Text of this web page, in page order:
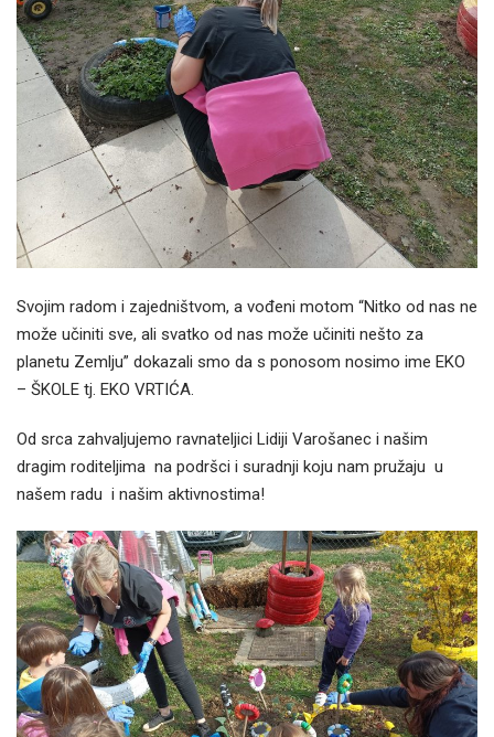
Svojim radom i zajedništvom, a vođeni motom “Nitko od nas ne
može učiniti sve, ali svatko od nas može učiniti nešto za
planetu Zemlju” dokazali smo da s ponosom nosimo ime EKO
– ŠKOLE tj. EKO VRTIĆA.
Od srca zahvaljujemo ravnateljici Lidiji Varošanec i našim
dragim roditeljima na podršci i suradnji koju nam pružaju u
našem radu i našim aktivnostima!